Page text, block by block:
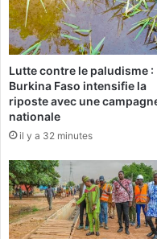
S
c
ô
t
u
r
e
l
d
e
u
x
m
e
d
u
F
e
s
t
i
a
l
«
Lutte contre le paludisme :
Burkina Faso intensifie la
riposte avec une
nationale
il y a 32 minutes